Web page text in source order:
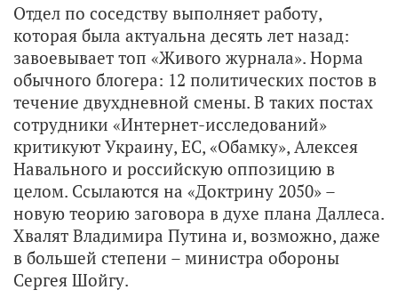
Отдел по соседству выполняет работу,
которая была актуальна десять лет назад:
завоевывает топ «Живого журнала». Норма
обычного блогера: 12 политических постов в
течение двухдневной смены. В таких постах
сотрудники «Интернет-исследований»
критикуют Украину, ЕС, «Обамку», Алексея
Навального и российскую оппозицию в
целом. Ссылаются на «Доктрину 2050» –
новую теорию заговора в духе плана Даллеса.
Хвалят Владимира Путина и, возможно, даже
в большей степени – министра обороны
Сергея Шойгу.